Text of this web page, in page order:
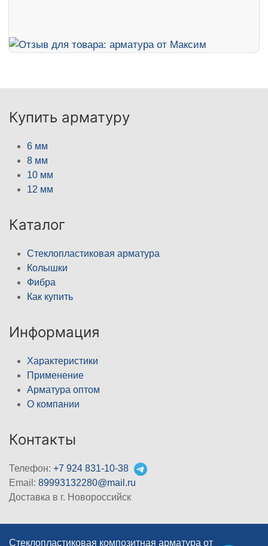
Купить арматуру
6 мм
8 мм
10 мм
12 мм
Каталог
Стеклопластиковая арматура
Колышки
Фибра
Как купить
Информация
Характеристики
Применение
Арматура оптом
О компании
Контакты
Телефон: +7 924 831-10-38
Email: 89993132280@mail.ru
Доставка в г. Новороссийск
Стеклопластиковая композитная арматура от